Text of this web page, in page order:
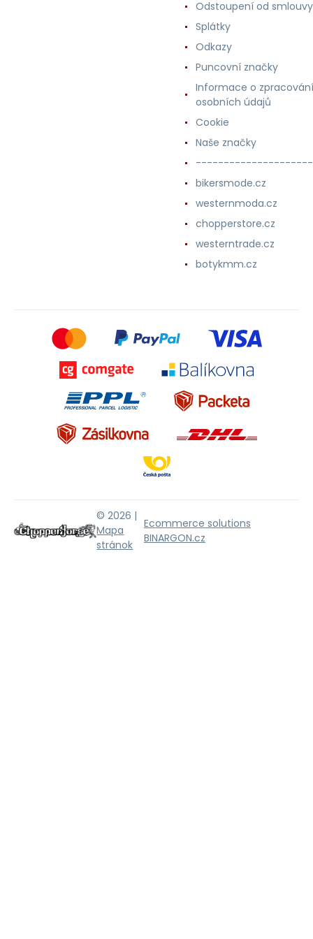
Odstoupení od smlouvy
Splátky
Odkazy
Puncovní značky
Informace o zpracování
osobních údajů
Cookie
Naše značky
bikersmode.cz
westernmoda.cz
chopperstore.cz
westerntrade.cz
botykmm.cz
© 2026 |
Mapa
stránok
Ecommerce solutions
BINARGON.cz